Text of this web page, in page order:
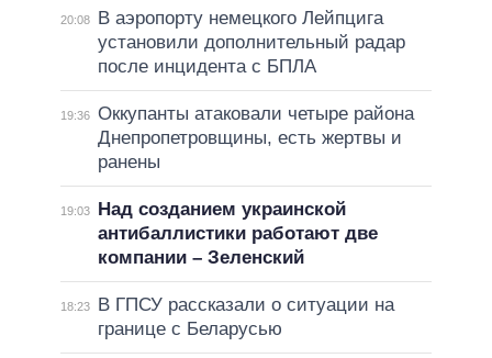
20:08
В аэропорту немецкого Лейпцига
установили дополнительный радар
после инцидента с БПЛА
19:36 Оккупанты атаковали четыре района
Днепропетровщины, есть жертвы и
ранены
19:03
Над созданием украинской
антибаллистики работают две
компании – Зеленский
18:23
В ГПСУ рассказали о ситуации на
границе с Беларусью